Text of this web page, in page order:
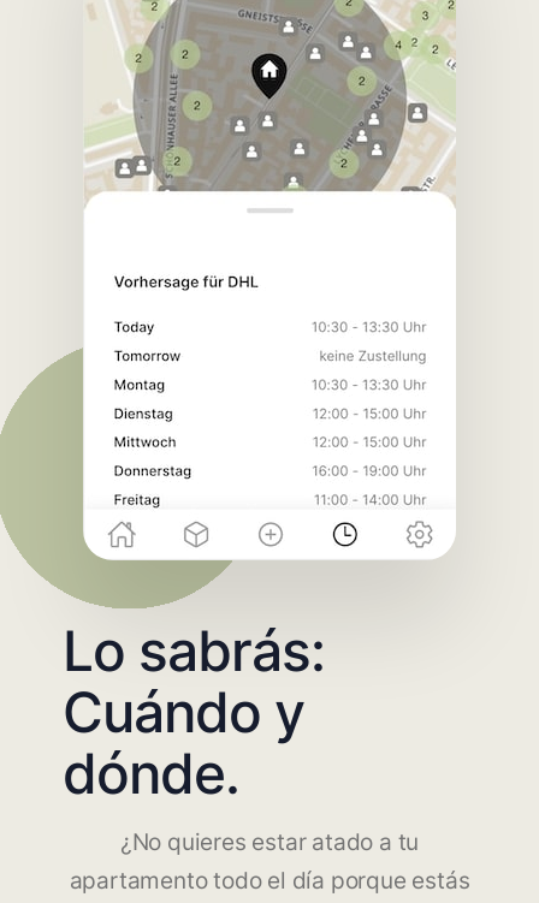
Lo sabrás:
Cuándo y
dónde.
¿No quieres estar atado a tu
apartamento todo el día porque estás